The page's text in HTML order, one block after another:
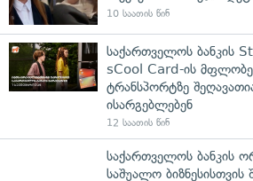
10 საათის წინ
საქართველოს ბანკის
sCool Card-ის
ტრანსპორტზე
ისარგებლებენ
12 საათის წინ
საქართველოს ბანკის
საშუალო